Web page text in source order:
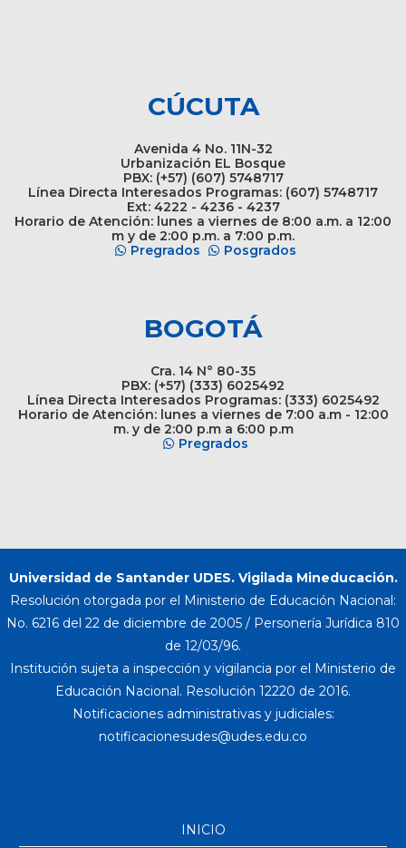
CÚCUTA
Avenida 4 No. 11N-32
Urbanización EL Bosque
PBX: (+57) (607) 5748717
Línea Directa Interesados Programas: (607) 5748717
Ext: 4222 - 4236 - 4237
Horario de Atención: lunes a viernes de 8:00 a.m. a 12:00
m y de 2:00 p.m. a 7:00 p.m.
Pregrados
Posgrados
BOGOTÁ
Cra. 14 N° 80-35
PBX: (+57) (333) 6025492
Línea Directa Interesados Programas: (333) 6025492
Horario de Atención: lunes a viernes de 7:00 a.m - 12:00
m. y de 2:00 p.m a 6:00 p.m
Pregrados
Universidad de Santander UDES. Vigilada Mineducación.
Resolución otorgada por el Ministerio de Educación Nacional:
No. 6216 del 22 de diciembre de 2005 / Personería Jurídica 810
de 12/03/96.
Institución sujeta a inspección y vigilancia por el Ministerio de
Educación Nacional. Resolución 12220 de 2016.
Notificaciones administrativas y judiciales:
INICIO